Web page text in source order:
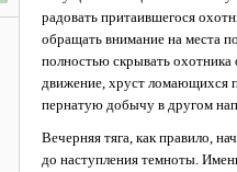
радовать притаившегося
обращать внимание на места
полностью скрывать
движение, хруст ломающихся
пернатую добычу в другом
Вечерняя тяга, как правило,
до наступления темноты.